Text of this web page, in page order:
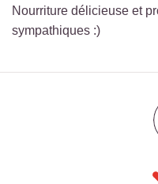
Nourriture délicieuse et
sympathiques :)